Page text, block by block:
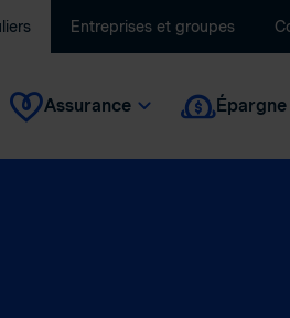
Entreprises et groupes
Assurance